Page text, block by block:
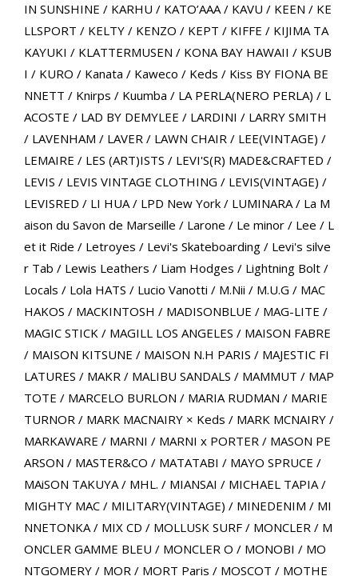
IN SUNSHINE / KARHU / KATO’AAA/ KAVU / KEEN / KE
LLSPORT / KELTY/ KENZO / KEPT / KIFFE / KIJIMA TA
KAYUKI / KLATTERMUSEN / KONA BAY HAWAII / KSUB
I / KURO / Kanata / Kaweco / Keds / Kiss BY FIONA BE
NNETT / Knirps / Kuumba / LA PERLA(NERO PERLA) / L
ACOSTE / LAD BY DEMYLEE / LARDINI / LARRY SMITH
/ LAVENHAM / LAVER/ LAWN CHAIR/ LEE(VINTAGE) /
LEMAIRE / LES (ART)ISTS / LEVI'S(R) MADE&CRAFTED /
LEVIS / LEVIS VINTAGE CLOTHING / LEVIS(VINTAGE) /
LEVISRED / LI HUA/ LPD New York/ LUMINARA/ La M
aison du Savon de Marseille / Larone / Le minor/ Lee / L
et it Ride / Letroyes / Levi's Skateboarding/ Levi's silve
r Tab / Lewis Leathers / Liam Hodges / Lightning Bolt/
Locals / Lola HATS / Lucio Vanotti / M.Nii / M.U.G / MAC
HAKOS / MACKINTOSH / MADISONBLUE / MAG-LITE /
MAGIC STICK/ MAGILL LOS ANGELES / MAISON FABRE
/ MAISON KITSUNE / MAISON N.H PARIS / MAJESTIC FI
LATURES / MAKR/ MALIBU SANDALS / MAMMUT / MAP
TOTE / MARCELO BURLON / MARIA RUDMAN / MARIE
TURNOR/ MARK MACNAIRY × Keds / MARK MCNAIRY/
MARKAWARE / MARNI / MARNI x PORTER/ MASON PE
ARSON / MASTER&CO / MATATABI / MAYO SPRUCE /
MAiSON TAKUYA/ MHL. / MIANSAI / MICHAEL TAPIA/
MIGHTY MAC/ MILITARY(VINTAGE) / MINEDENIM / MI
NNETONKA/ MIX CD / MOLLUSK SURF/ MONCLER/ M
ONCLER GAMME BLEU / MONCLER O / MONOBI / MO
NTGOMERY/ MOR/ MORT Paris / MOSCOT / MOTHE